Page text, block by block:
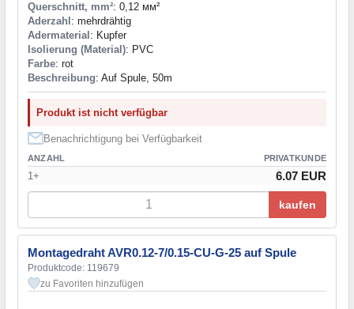
Querschnitt, mm²: 0,12 мм²
Aderzahl : mehrdrähtig
Adermaterial : Kupfer
Isolierung (Material): PVC
Farbe: rot
Beschreibung: Auf Spule, 50m
Produkt ist nicht verfügbar
Benachrichtigung bei Verfügbarkeit
ANZAHL PRIVATKUNDE
1+ 6.07 EUR
kaufen
Montagedraht AVR0.12-7/0.15-CU-G-25 auf Spule
Produktcode: 119679
zu Favoriten hinzufügen